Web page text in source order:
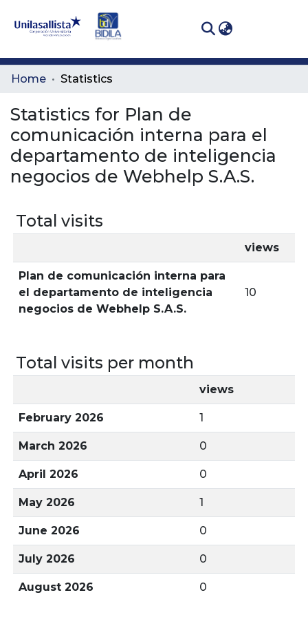
Communities
All of DSpace
Home Statistics
Statistics for Plan de
comunicación interna para el
departamento de inteligencia
negocios de Webhelp S.A.S.
Total visits
views
Plan de comunicación interna para
el departamento de inteligencia
negocios de Webhelp S.A.S.
10
Total visits per month
views
February 2026 1
March 2026 0
April 2026 0
May 2026 1
June 2026 0
July 2026 0
August 2026 0